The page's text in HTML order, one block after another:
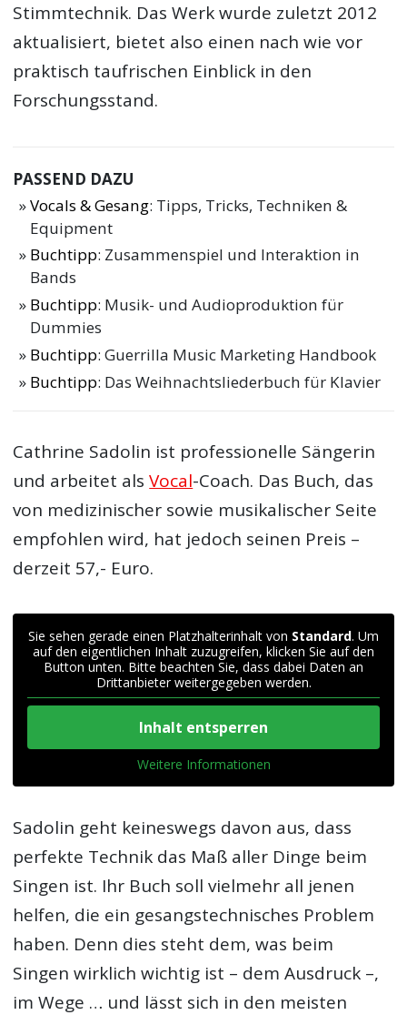
Stimmtechnik. Das Werk wurde zuletzt 2012
aktualisiert, bietet also einen nach wie vor
praktisch taufrischen Einblick in den
Forschungsstand.
PASSEND DAZU
Vocals & Gesang: Tipps, Tricks, Techniken &
Equipment
Buchtipp: Zusammenspiel und Interaktion in
Bands
Buchtipp: Musik- und Audioproduktion für
Dummies
Buchtipp: Guerrilla Music Marketing Handbook
Buchtipp: Das Weihnachtsliederbuch für Klavier
Cathrine Sadolin ist professionelle Sängerin
und arbeitet alsVocal-Coach. Das Buch, das
von medizinischer sowie musikalischer Seite
empfohlen wird, hat jedoch seinen Preis –
derzeit 57,- Euro.
Sie sehen gerade einen Platzhalterinhalt von Standard. Um
auf den eigentlichen Inhalt zuzugreifen, klicken Sie auf den
Button unten. Bitte beachten Sie, dass dabei Daten an
Drittanbieter weitergegeben werden.
Inhalt entsperren
Weitere Informationen
Sadolin geht keineswegs davon aus, dass
perfekte Technik das Maß aller Dinge beim
Singen ist. Ihr Buch soll vielmehr all jenen
helfen, die ein gesangstechnisches Problem
haben. Denn dies steht dem, was beim
Singen wirklich wichtig ist – dem Ausdruck –,
im Wege … und lässt sich in den meisten